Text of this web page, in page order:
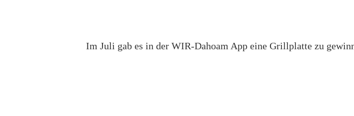
Im Juli gab es in der WIR-Dahoam App eine Grillplatte zu